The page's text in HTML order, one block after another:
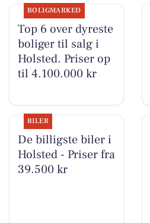
BOLIGMARKED
Top 6 over dyreste
boliger til salg i
Holsted. Priser op
til 4.100.000 kr
BILER
De billigste biler i
Holsted - Priser fra
39.500 kr